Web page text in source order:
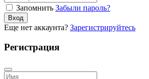
Запомнить Забыли пароль?
Вход
Еще нет аккаунта? Зарегистрируйтесь
Регистрация